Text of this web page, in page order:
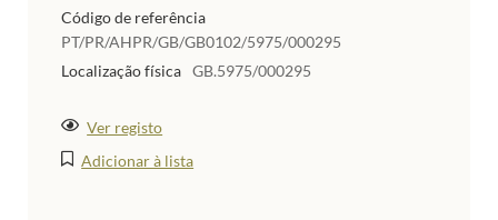
Código de referência
PT/PR/AHPR/GB/GB0102/5975/000295
Localização física GB.5975/000295
Ver registo
Adicionar à lista